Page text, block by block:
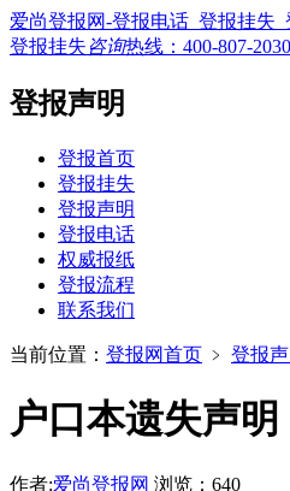
爱尚登报网-登报电话_登报挂失_
登报挂失咨询热线： 400-807-2030
登报声明
登报首页
登报挂失
登报声明
登报电话
权威报纸
登报流程
联系我们
当前位置： 登报网首页 ﹥ 登报
户口本遗失声明
作者:爱尚登报网 浏览：640